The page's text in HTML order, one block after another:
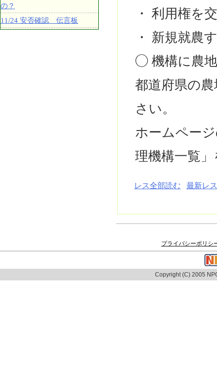
・ 利用権を
・ 新規就農
◯ 機構に農
都道府県の
さい。
ホームペー
理機構一覧
レス全部読む 最新レ
の？
11/24 安否確認 伝言板
プライバシーポリシ
Copyright (C) 2005